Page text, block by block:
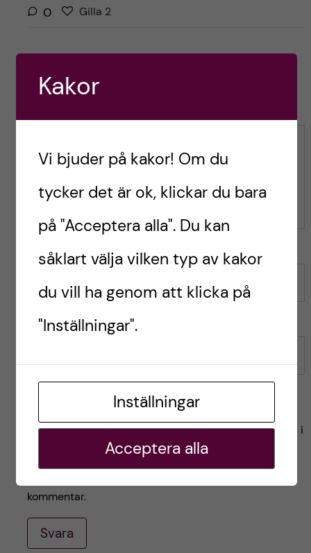
0
G
a
n
ä
g
t
Gilla 2g
ä
g
t
Leave a Comment
Namn
Spara mitt namn, min e-postadress och webbplats i
kommentar.
Svara
Kakor
Vi bjuder på kakor! Om du
tycker det är ok, klickar du bara
på "Acceptera alla". Du kan
såklart välja vilken typ av kakor
du vill ha genom att klicka på
"Inställningar".
Inställningar
Acceptera alla